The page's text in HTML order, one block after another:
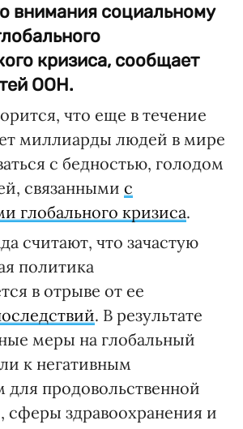
внимания социальному
кризиса, сообщает
ООН.
что еще в течение
миллиарды людей в мире
с бедностью, голодом
связанными с
глобального кризиса.
считают, что зачастую
политика
в отрыве от ее
. В результате
меры на глобальный
к негативным
для продовольственной
сферы здравоохранения и